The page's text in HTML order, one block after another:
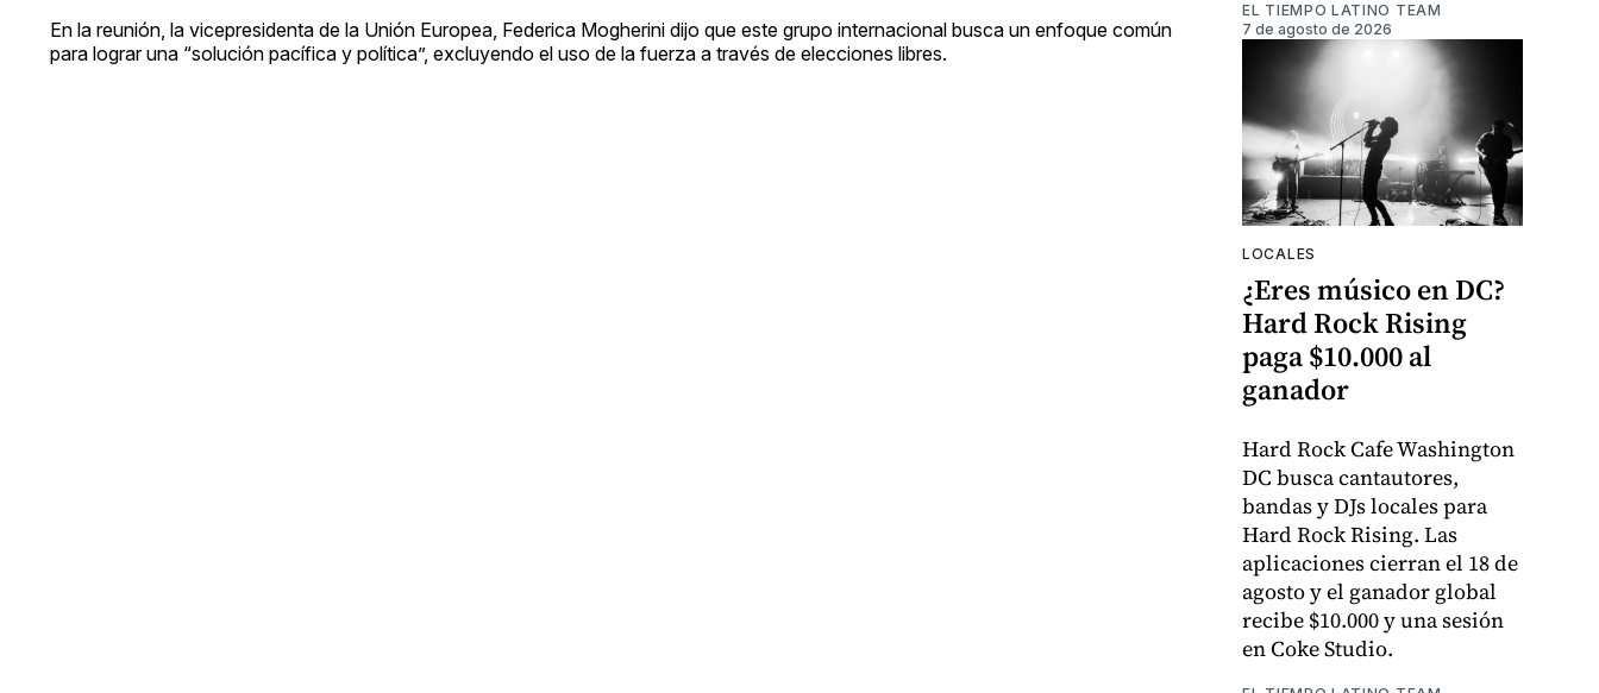
En la reunión, la vicepresidenta de la Unión Europea, Federica Mogherini dijo que este grupo internacional busca un enfoque común
para lograr una “solución pacífica y política”, excluyendo el uso de la fuerza a través de elecciones libres.
EL TIEMPO LATINO TEAM
7 de agosto de 2026
LOCALES
¿Eres músico en DC?
Hard Rock Rising
paga $10.000 al
ganador
Hard Rock Cafe Washington
DC busca cantautores,
bandas y DJs locales para
Hard Rock Rising. Las
aplicaciones cierran el 18 de
agosto y el ganador global
recibe $10.000 y una sesión
en Coke Studio.